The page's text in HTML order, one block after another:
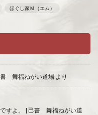
ほぐし家Ｍ（エム）
書 舞福ねがい道場より
すよ。 | 己書 舞福ねがい道